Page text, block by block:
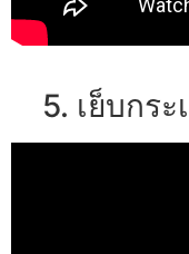
5. เย็บกร